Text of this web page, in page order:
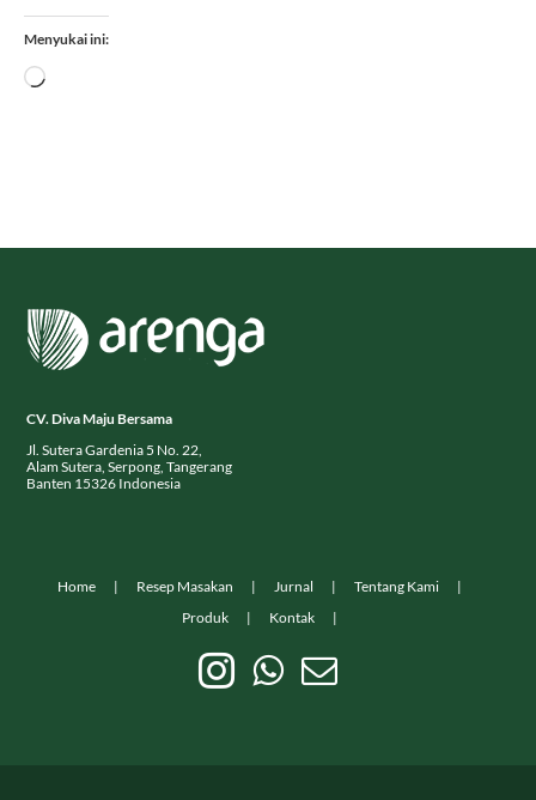
Menyukai ini:
Memuat...
Jl. Sutera Gardenia 5 No. 22,
Alam Sutera, Serpong, Tangerang
Banten 15326 Indonesia
Produk
Kontak